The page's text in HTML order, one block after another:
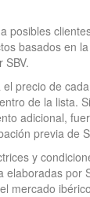
posibles
basados en
SBV.
precio de
de la lista.
adicional,
previa de
y
elaboradas por
mercado